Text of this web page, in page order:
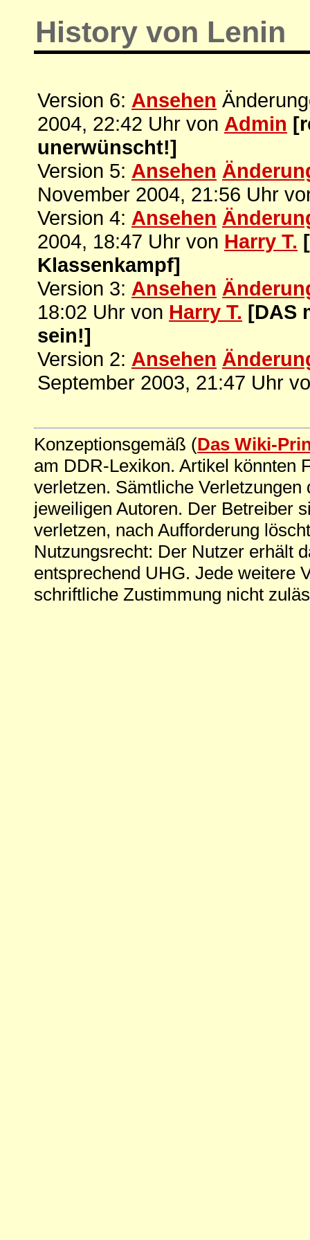
History von Lenin
Version 6: Ansehen
2004, 22:42 Uhr von Admin
unerwünscht!]
Version 5: Ansehen
November 2004, 21:56 Uhr
Version 4: Ansehen
2004, 18:47 Uhr von Harry T.
Klassenkampf]
Version 3: Ansehen
18:02 Uhr von Harry T. [DAS
sein!]
Version 2: Ansehen
September 2003, 21:47 Uhr
Konzeptionsgemäß (Das Wiki-
am DDR-Lexikon. Artikel könnten
verletzen. Sämtliche
jeweiligen Autoren. Der Betreiber
verletzen, nach Aufforderung
Nutzungsrecht: Der Nutzer erhält
entsprechend UHG. Jede weitere
schriftliche Zustimmung nicht